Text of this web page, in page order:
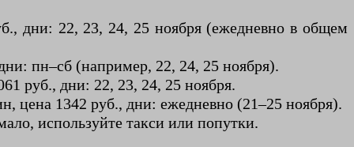
дни: 22, 23, 24, 25 ноября (ежедневно в общем
пн–сб (например, 22, 24, 25 ноября).
руб., дни: 22, 23, 24, 25 ноября.
цена 1342 руб., дни: ежедневно (21–25 ноября).
используйте такси или попутки.